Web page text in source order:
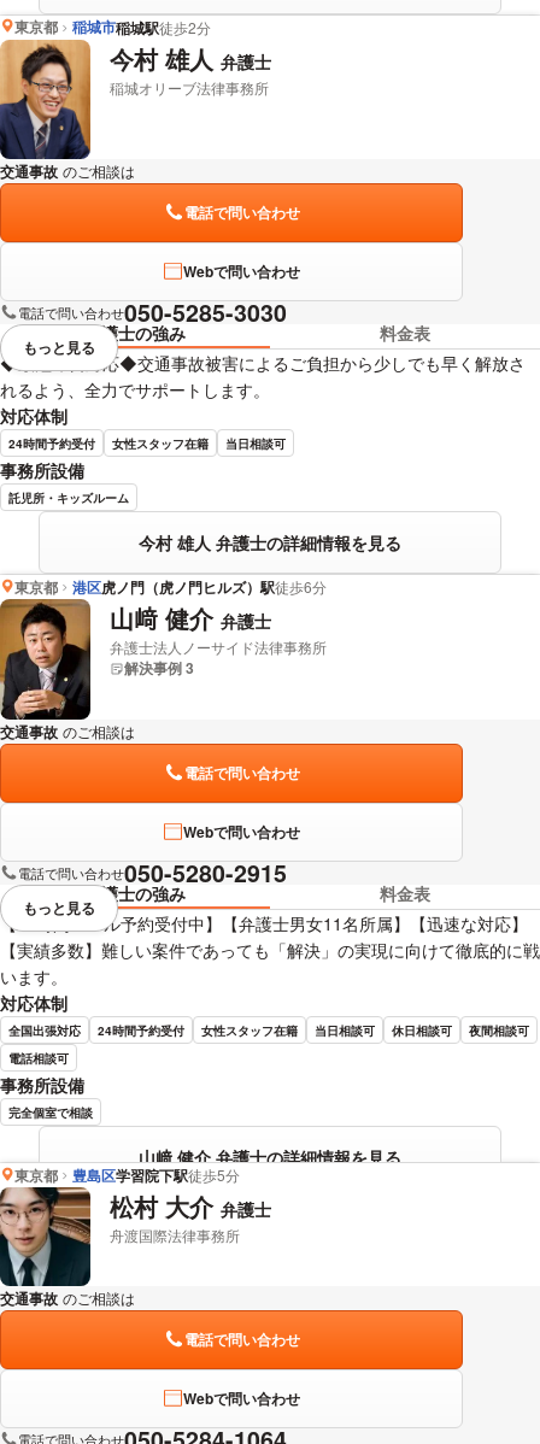
東京都 稲城市稲城駅徒歩2分
今村 雄人 弁護士
稲城オリーブ法律事務所
交通事故 のご相談は
電話で問い合わせ
Webで問い合わせ
電話で問い合わせ050-5285-3030
弁護士の強み
料金表
◆最短即日対応◆交通事故被害によるご負担から少しでも早く解放さ
れるよう、全力でサポートします。
対応体制
24時間予約受付 女性スタッフ在籍 当日相談可
事務所設備
託児所・キッズルーム
今村 雄人 弁護士の詳細情報を見る
視覚的に省略されている要素を
もっと見る
東京都 港区虎ノ門（虎ノ門ヒルズ）駅徒歩6分
山﨑 健介 弁護士
弁護士法人ノーサイド法律事務所
解決事例 3
交通事故 のご相談は
電話で問い合わせ
Webで問い合わせ
電話で問い合わせ050-5280-2915
弁護士の強み
料金表
【24時間メール予約受付中】【弁護士男女11名所属】【迅速な対応】
【実績多数】難しい案件であっても「解決」の実現に向けて徹底的に戦
います。
対応体制
全国出張対応 24時間予約受付 女性スタッフ在籍 当日相談可 休日相談可
夜間相談可
電話相談可
事務所設備
完全個室で相談
山﨑 健介 弁護士の詳細情報を見る
視覚的に省略されている要素を
もっと見る
東京都 豊島区学習院下駅徒歩5分
松村 大介 弁護士
舟渡国際法律事務所
交通事故 のご相談は
電話で問い合わせ
Webで問い合わせ
電話で問い合わせ